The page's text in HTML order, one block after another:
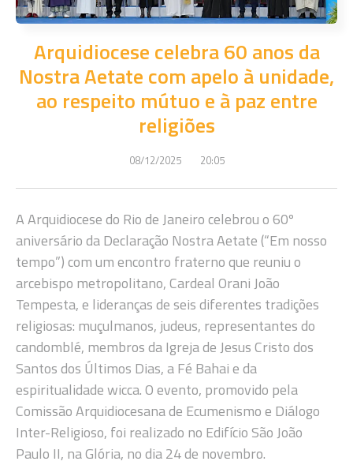
Arquidiocese celebra 60 anos da
Nostra Aetate com apelo à unidade,
ao respeito mútuo e à paz entre
religiões
08/12/2025 20:05
A Arquidiocese do Rio de Janeiro celebrou o 60º
aniversário da Declaração Nostra Aetate (“Em nosso
tempo”) com um encontro fraterno que reuniu o
arcebispo metropolitano, Cardeal Orani João
Tempesta, e lideranças de seis diferentes tradições
religiosas: muçulmanos, judeus, representantes do
candomblé, membros da Igreja de Jesus Cristo dos
Santos dos Últimos Dias, a Fé Bahai e da
espiritualidade wicca. O evento, promovido pela
Comissão Arquidiocesana de Ecumenismo e Diálogo
Inter-Religioso, foi realizado no Edifício São João
Paulo II, na Glória, no dia 24 de novembro.